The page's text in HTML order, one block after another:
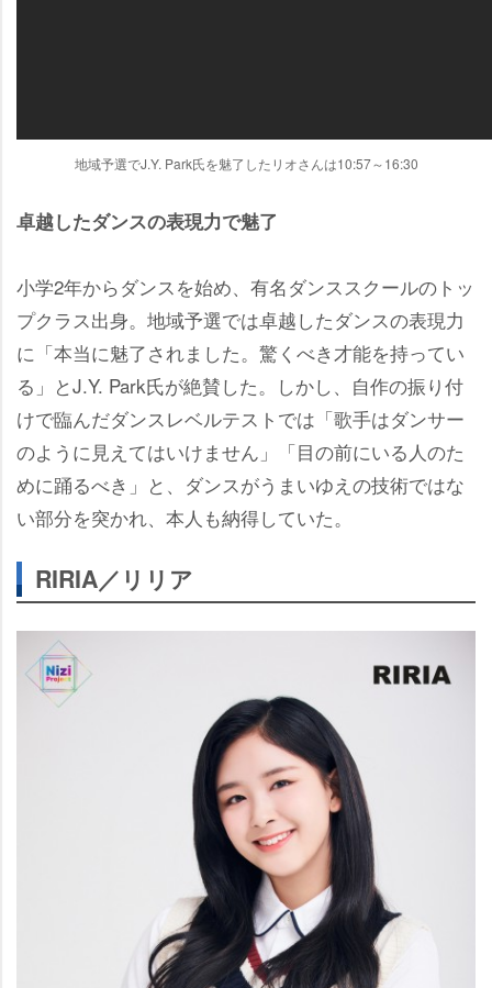
地域予選でJ.Y. Park氏を魅了したリオさんは10:57～16:30
卓越したダンスの表現力で魅了
小学2年からダンスを始め、有名ダンススクールのトッ
プクラス出身。地域予選では卓越したダンスの表現力
に「本当に魅了されました。驚くべき才能を持ってい
る」とJ.Y. Park氏が絶賛した。しかし、自作の振り付
けで臨んだダンスレベルテストでは「歌手はダンサー
のように見えてはいけません」「目の前にいる人のた
めに踊るべき」と、ダンスがうまいゆえの技術ではな
い部分を突かれ、本人も納得していた。
RIRIA／リリア